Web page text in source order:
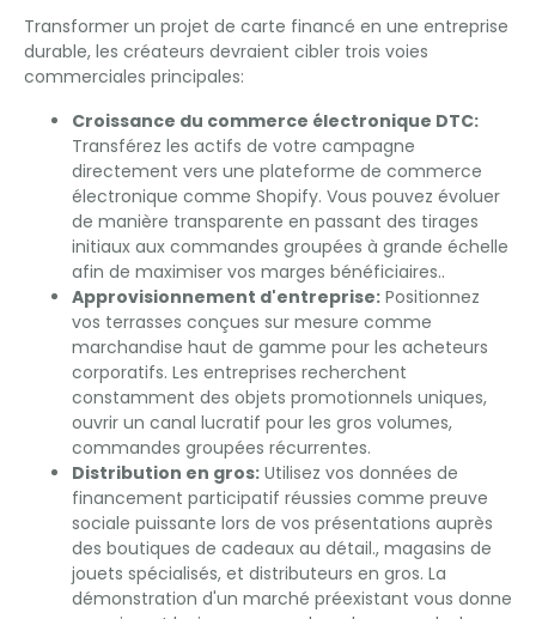
Transformer un projet de carte financé en une entreprise
durable, les créateurs devraient cibler trois voies
commerciales principales:
Croissance du commerce électronique DTC:
Transférez les actifs de votre campagne
directement vers une plateforme de commerce
électronique comme Shopify. Vous pouvez évoluer
de manière transparente en passant des tirages
initiaux aux commandes groupées à grande échelle
afin de maximiser vos marges bénéficiaires..
Approvisionnement d'entreprise: Positionnez
vos terrasses conçues sur mesure comme
marchandise haut de gamme pour les acheteurs
corporatifs. Les entreprises recherchent
constamment des objets promotionnels uniques,
ouvrir un canal lucratif pour les gros volumes,
commandes groupées récurrentes.
Distribution en gros: Utilisez vos données de
financement participatif réussies comme preuve
sociale puissante lors de vos présentations auprès
des boutiques de cadeaux au détail., magasins de
jouets spécialisés, et distributeurs en gros. La
démonstration d'un marché préexistant vous donne